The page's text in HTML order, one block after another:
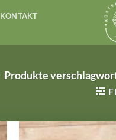
KONTAKT
Produkte